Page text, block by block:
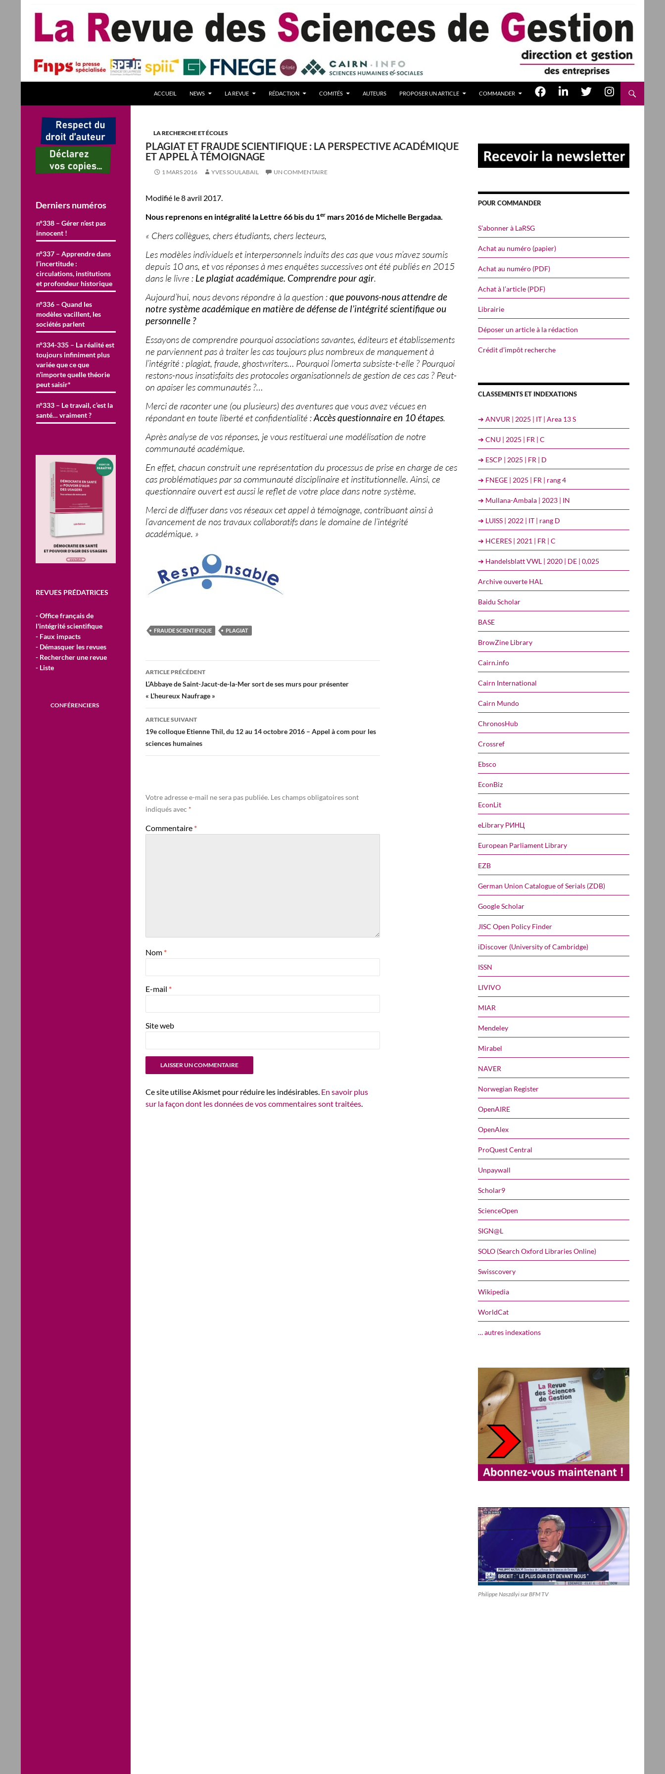
ACCUEIL NEWS LA REVUE RÉDACTION COMITÉS AUTEURS PROPOSER UN ARTICLE COMMANDER
LA RECHERCHE ET ÉCOLES
PLAGIAT ET FRAUDE SCIENTIFIQUE : LA PERSPECTIVE ACADÉMIQUE
ET APPEL À TÉMOIGNAGE
1 MARS 2016 YVES SOULABAIL UN COMMENTAIRE
Modifié le 8 avril 2017.
Nous reprenons en intégralité la Lettre 66 bis du 1er mars 2016 de Michelle Bergadaa.
« Chers collègues, chers étudiants, chers lecteurs,
Les modèles individuels et interpersonnels induits des cas que vous m’avez soumis
depuis 10 ans, et vos réponses à mes enquêtes successives ont été publiés en 2015
dans le livre : Le plagiat académique. Comprendre pour agir.
Aujourd’hui, nous devons répondre à la question :que pouvons-nous attendre de
notre système académique en matière de défense de l’intégrité scientifique ou
personnelle ?
Essayons de comprendre pourquoi associations savantes, éditeurs et établissements
ne parviennent pas à traiter les cas toujours plus nombreux de manquement à
l’intégrité : plagiat, fraude, ghostwriters… Pourquoi l’omerta subsiste-t-elle ? Pourquoi
restons-nous insatisfaits des protocoles organisationnels de gestion de ces cas ? Peut-
on apaiser les communautés ?…
Merci de raconter une (ou plusieurs) des aventures que vous avez vécues en
répondant en toute liberté et confidentialité :Accès questionnaire en 10 étapes.
Après analyse de vos réponses, je vous restituerai une modélisation de notre
communauté académique.
En effet, chacun construit une représentation du processus de prise en charge de ces
cas problématiques par sa communauté disciplinaire et institutionnelle. Ainsi, ce
questionnaire ouvert est aussi le reflet de votre place dans notre système.
Merci de diffuser dans vos réseaux cet appel à témoignage, contribuant ainsi à
l’avancement de nos travaux collaboratifs dans le domaine de l’intégrité
académique. »
FRAUDE SCIENTIFIQUE PLAGIAT
Navigation
des
articles
ARTICLE PRÉCÉDENT
L’Abbaye de Saint-Jacut-de-la-Mer sort de ses murs pour présenter
« L’heureux Naufrage »
ARTICLE SUIVANT
19e colloque Etienne Thil, du 12 au 14 octobre 2016 – Appel à com pour les
sciences humaines
Votre adresse e-mail ne sera pas publiée. Les champs obligatoires sont
indiqués avec *
Commentaire *
Nom *
E-mail *
Site web
Ce site utilise Akismet pour réduire les indésirables. En savoir plus
sur la façon dont les données de vos commentaires sont traitées.
POUR COMMANDER
S’abonner à LaRSG
Achat au numéro (papier)
Achat au numéro (PDF)
Achat à l’article (PDF)
Librairie
Déposer un article à la rédaction
Crédit d’impôt recherche
CLASSEMENTS ET INDEXATIONS
➔ ANVUR | 2025 | IT | Area 13 S
➔ CNU | 2025 | FR | C
➔ ESCP | 2025 | FR | D
➔ FNEGE | 2025 | FR | rang 4
➔ Mullana-Ambala | 2023 | IN
➔ LUISS | 2022 | IT | rang D
➔ HCERES | 2021 | FR | C
➔ Handelsblatt VWL | 2020 | DE | 0,025
Archive ouverte HAL
Baidu Scholar
BASE
BrowZine Library
Cairn.info
Cairn International
Cairn Mundo
ChronosHub
Crossref
Ebsco
EconBiz
EconLit
eLibrary РИНЦ
European Parliament Library
EZB
German Union Catalogue of Serials (ZDB)
Google Scholar
JISC Open Policy Finder
iDiscover (University of Cambridge)
ISSN
LIVIVO
MIAR
Mendeley
Mirabel
NAVER
Norwegian Register
OpenAIRE
OpenAlex
ProQuest Central
Unpaywall
Scholar9
ScienceOpen
SIGN@L
SOLO (Search Oxford Libraries Online)
Swisscovery
Wikipedia
WorldCat
… autres indexations
Philippe Naszályi sur BFM TV
management – Revue gestion
REVUE GESTION Revues de Gestion
Derniers numéros
n°338 – Gérer n’est pas
innocent !
n°337 – Apprendre dans
l’incertitude :
circulations, institutions
et profondeur historique
n°336 – Quand les
modèles vacillent, les
sociétés parlent
n°334-335 – La réalité est
toujours infiniment plus
variée que ce que
n’importe quelle théorie
peut saisir*
n°333 – Le travail, c’est la
santé… vraiment ?
REVUES PRÉDATRICES
- Office français de
l'intégrité scientifique
- Faux impacts
- Démasquer les revues
- Rechercher une revue
- Liste
CONFÉRENCIERS